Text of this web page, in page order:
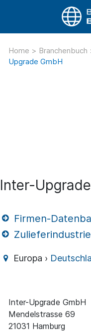
Home > Branchenbuch
Upgrade GmbH
Inter-
Firmen-
Zulieferindustrie
Europa ›
Inter-Upgrade GmbH
Mendelstrasse 69
21031 Hamburg